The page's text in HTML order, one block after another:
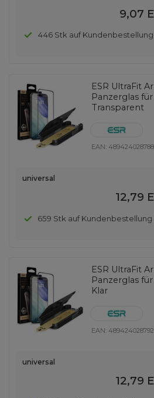
9,07
446 Stk auf Kundenbestellung
ESR UltraFit
Panzerglas
Transparent
EAN:
universal
12,79
659 Stk auf Kundenbestellung
ESR UltraFit
Panzerglas
Klar
EAN:
universal
12,79